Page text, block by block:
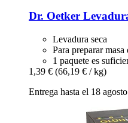
Dr. Oetker
Levadura seca
Para preparar masa
1 paquete es
1,39 € (66,19 € / kg)
Entrega hasta el 18 agosto